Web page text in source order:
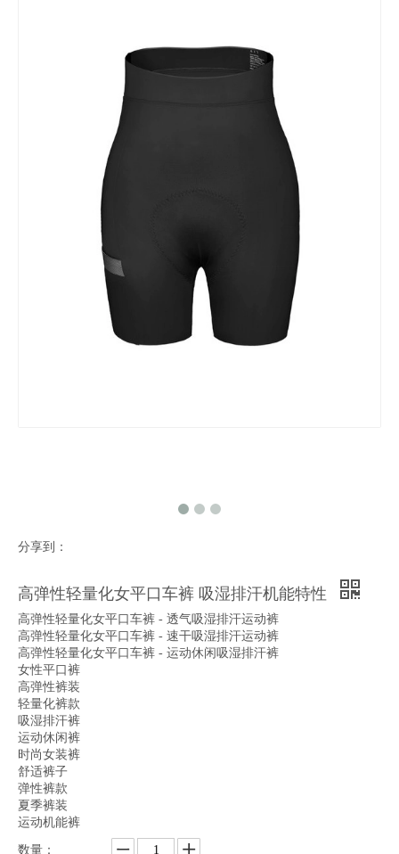
分享到：
高弹性轻量化女平口车裤 吸湿排汗机能特性
高弹性轻量化女平口车裤 - 透气吸湿排汗运动裤
高弹性轻量化女平口车裤 - 速干吸湿排汗运动裤
高弹性轻量化女平口车裤 - 运动休闲吸湿排汗裤
女性平口裤
高弹性裤装
轻量化裤款
吸湿排汗裤
运动休闲裤
时尚女装裤
舒适裤子
弹性裤款
夏季裤装
运动机能裤
数量：